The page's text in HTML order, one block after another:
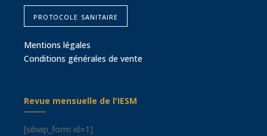
protocole sanitaire
Mentions légales
Conditions générales de vente
Revue mensuelle de l'IESM
[sibwp_form id=1]